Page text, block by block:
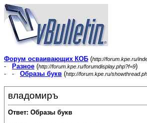
Форум осваивающих КОБ (http://forum.kpe.ru/
-
Разное (http://forum.kpe.ru/forumdisplay.php?f=9)
- - Образы букв (http://forum.kpe.ru/
владомиръ
Ответ: Образы букв